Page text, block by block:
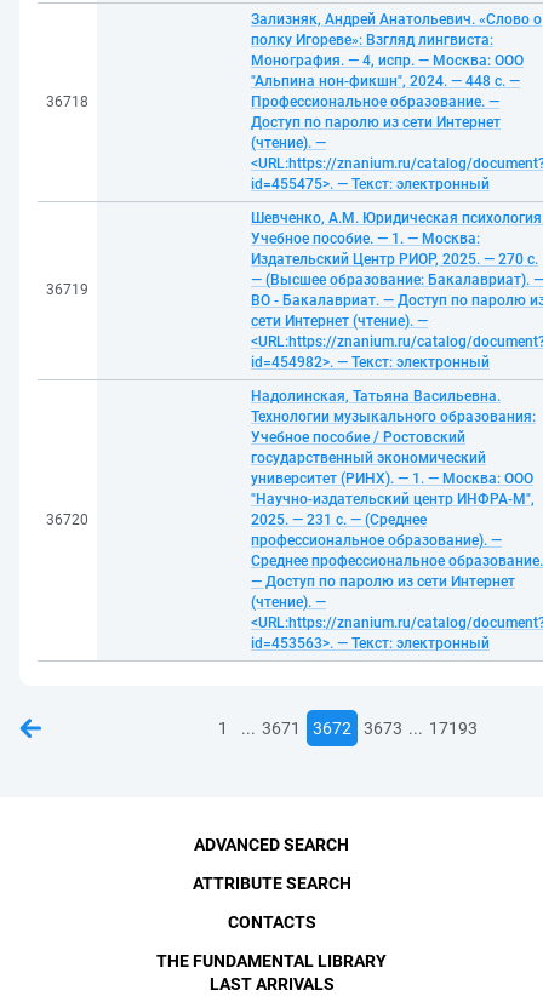
36718
Зализняк, Андрей Анатольевич. «‎Слово о
полку Игореве»‎: Взгляд лингвиста:
Монография. — 4, испр. — Москва: ООО
"Альпина нон-фикшн", 2024. — 448 с. —
Профессиональное образование. —
Доступ по паролю из сети Интернет
(чтение). —
<URL:https://znanium.ru/catalog/
id=455475>. — Текст: электронный
36719
Шевченко, А.М. Юридическая
Учебное пособие. — 1. — Москва:
Издательский Центр РИОР, 2025. — 270 с.
— (Высшее образование: Бакалавриат). —
ВО - Бакалавриат. — Доступ по паролю
сети Интернет (чтение). —
<URL:https://znanium.ru/catalog/
id=454982>. — Текст: электронный
36720
Надолинская, Татьяна Васильевна.
Технологии музыкального образования:
Учебное пособие / Ростовский
государственный экономический
университет (РИНХ). — 1. — Москва: ООО
"Научно-издательский центр ИНФРА-М",
2025. — 231 с. — (Среднее
профессиональное образование). —
Среднее профессиональное образование.
— Доступ по паролю из сети Интернет
(чтение). —
<URL:https://znanium.ru/catalog/
id=453563>. — Текст: электронный
1 ... 3671 3672 3673 ... 17193
ADVANCED SEARCH
ATTRIBUTE SEARCH
CONTACTS
THE FUNDAMENTAL LIBRARY
LAST ARRIVALS